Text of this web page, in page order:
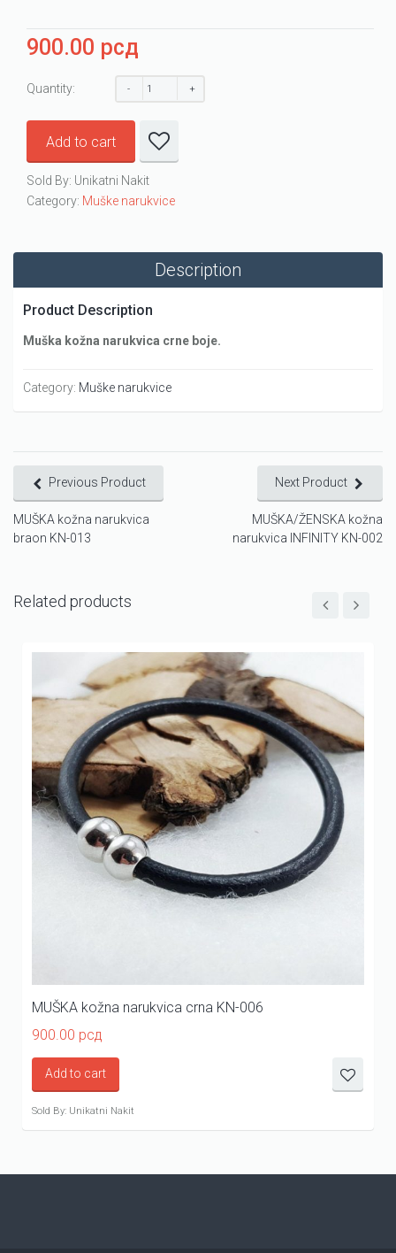
900.00 рсд
Quantity:
Add to cart
Sold By: Unikatni Nakit
Category: Muške narukvice
Description
Product Description
Muška kožna narukvica crne boje.
Category: Muške narukvice
Previous Product
MUŠKA kožna narukvica
braon KN-013
Next Product
MUŠKA/ŽENSKA kožna
narukvica INFINITY KN-002
Related products
MUŠKA kožna narukvica crna KN-006
900.00 рсд
Add to cart
Sold By: Unikatni Nakit